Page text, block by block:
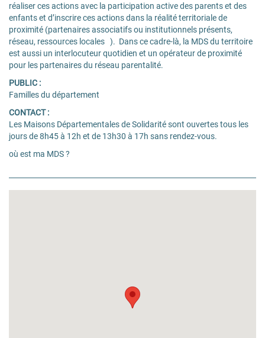
réaliser ces actions avec la participation active des parents et des
enfants et d’inscrire ces actions dans la réalité territoriale de
proximité (partenaires associatifs ou institutionnels présents,
réseau, ressources locales ). Dans ce cadre-là, la MDS du territoire
est aussi un interlocuteur quotidien et un opérateur de proximité
pour les partenaires du réseau parentalité.
PUBLIC :
Familles du département
CONTACT :
Les Maisons Départementales de Solidarité sont ouvertes tous les
jours de 8h45 à 12h et de 13h30 à 17h sans rendez-vous.
où est ma MDS ?